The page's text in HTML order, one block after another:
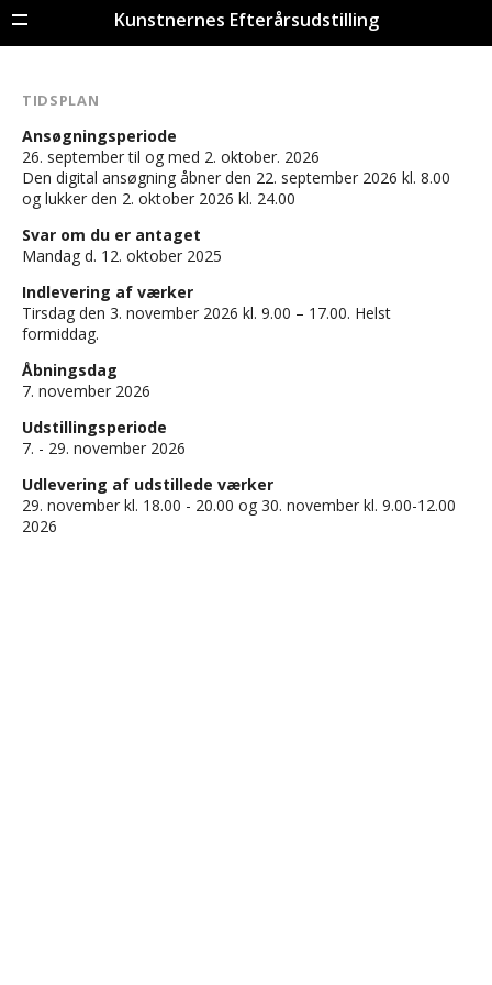
Kunstnernes Efterårsudstilling
TIDSPLAN
Ansøgningsperiode
26. september til og med 2. oktober. 2026
Den digital ansøgning åbner den 22. september 2026 kl. 8.00
og lukker den 2. oktober 2026 kl. 24.00
Svar om du er antaget
Mandag d. 12. oktober 2025
Indlevering af værker
Tirsdag den 3. november 2026 kl. 9.00 – 17.00. Helst
formiddag.
Åbningsdag
7. november 2026
Udstillingsperiode
7. - 29. november 2026
Udlevering af udstillede værker
29. november kl. 18.00 - 20.00 og 30. november kl. 9.00-12.00
2026